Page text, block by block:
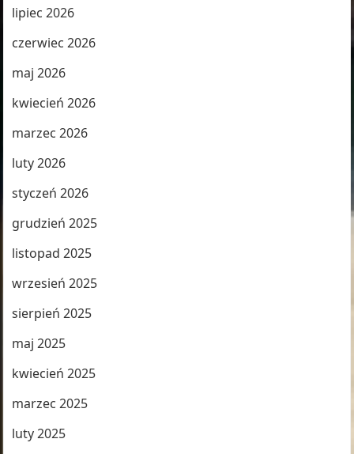
lipiec 2026
czerwiec 2026
maj 2026
kwiecień 2026
marzec 2026
luty 2026
styczeń 2026
grudzień 2025
listopad 2025
wrzesień 2025
sierpień 2025
maj 2025
kwiecień 2025
marzec 2025
luty 2025